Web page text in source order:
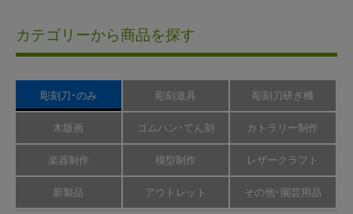
カテゴリーから商品を探す
彫刻刀･のみ 彫刻道具 彫刻刀研ぎ機
木版画 ゴムハン･てん刻 カトラリー制作
楽器制作 模型制作 レザークラフト
新製品 アウトレット その他･園芸用品